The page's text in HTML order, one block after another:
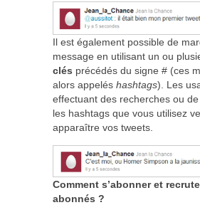
Il est également possible de
message en utilisant un ou
clés précédés du signe # (ces
alors appelés hashtags). Les
effectuant des recherches ou
les hashtags que vous utilisez
apparaître vos tweets.
Comment s’abonner et
abonnés ?